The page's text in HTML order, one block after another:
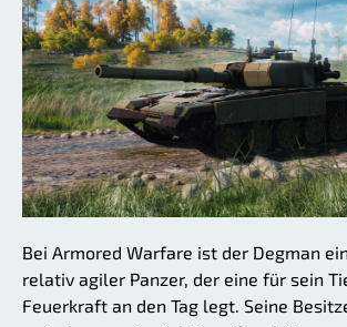
Bei Armored Warfare ist der Degman
relativ agiler Panzer, der eine für sein
Feuerkraft an den Tag legt. Seine